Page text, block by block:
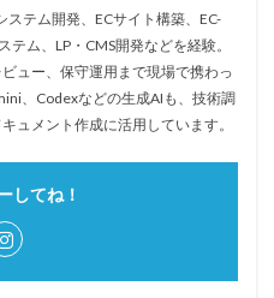
ステム開発、ECサイト構築、EC-
ム、LP・CMS開発などを経験。
ュー、保守運用まで現場で携わっ
、Codexなどの生成AIも、技術調
ュメント作成に活用しています。
してね！